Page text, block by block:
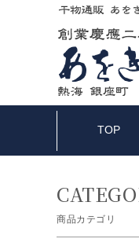
TOP
商品カテゴリ